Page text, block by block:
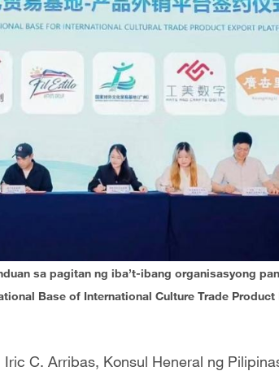
sa pagitan ng iba’t-ibang organisasyong
Base of International Culture Trade
C. Arribas, Konsul Heneral ng